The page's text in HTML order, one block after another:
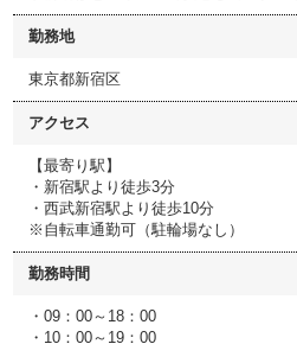
勤務地
東京都新宿区
アクセス
【最寄り駅】
・新宿駅より徒歩3分
・西武新宿駅より徒歩10分
※自転車通勤可（駐輪場なし）
勤務時間
・09：00～18：00
・10：00～19：00